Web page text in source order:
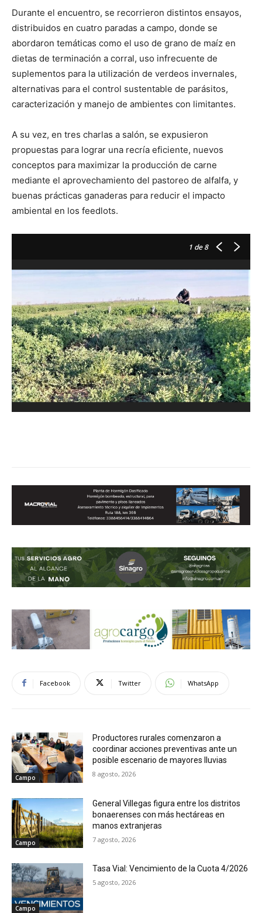
Durante el encuentro, se recorrieron distintos ensayos,
distribuidos en cuatro paradas a campo, donde se
abordaron temáticas como el uso de grano de maíz en
dietas de terminación a corral, uso infrecuente de
suplementos para la utilización de verdeos invernales,
alternativas para el control sustentable de parásitos,
caracterización y manejo de ambientes con limitantes.
A su vez, en tres charlas a salón, se expusieron
propuestas para lograr una recría eficiente, nuevos
conceptos para maximizar la producción de carne
mediante el aprovechamiento del pastoreo de alfalfa, y
buenas prácticas ganaderas para reducir el impacto
ambiental en los feedlots.
1 de 8
Facebook Twitter WhatsApp
Campo
Productores rurales comenzaron a
coordinar acciones preventivas ante un
posible escenario de mayores lluvias
8 agosto, 2026
Campo
General Villegas figura entre los distritos
bonaerenses con más hectáreas en
manos extranjeras
7 agosto, 2026
Campo
Tasa Vial: Vencimiento de la Cuota 4/2026
5 agosto, 2026